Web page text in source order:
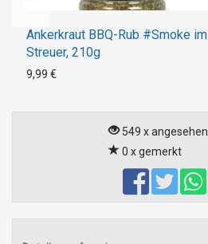
Ankerkraut BBQ-Rub #Smoke im
Streuer, 210g
9,99 €
549 x angesehen
0 x gemerkt